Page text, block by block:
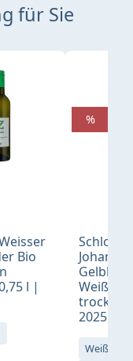
für Sie
Bio
l |
Schloß
Gelblack
trocken
2025
Weißwein
%